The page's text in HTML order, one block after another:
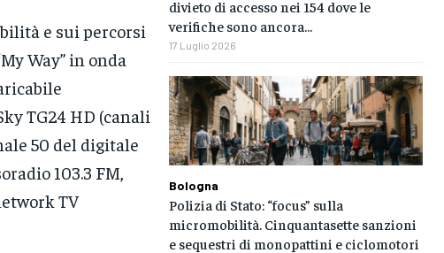
e sui percorsi
Way” in onda
TG24 HD (canali
50 del digitale
103.3 FM,
TV
divieto di accesso nei 154 dove le
verifiche sono ancora...
17 Luglio 2026
Bologna
Polizia di Stato: “focus” sulla
micromobilità. Cinquantasette sanzioni
e sequestri di monopattini e ciclomotori